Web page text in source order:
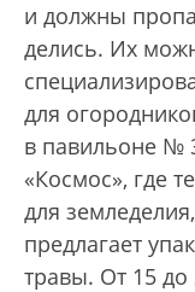
и должны
делись. Их
для
в павильоне №
«Космос», где
для
предлагает
травы. От 15 до